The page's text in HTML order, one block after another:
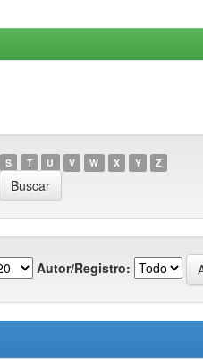
S T U V W X Y Z
Autor/Registro: